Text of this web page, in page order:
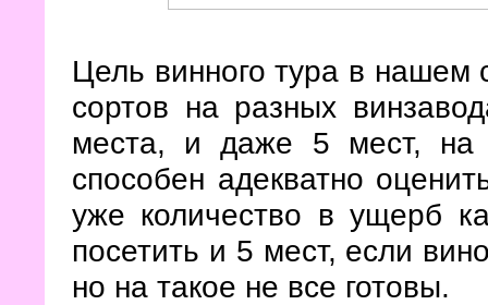
Цель винного тура в нашем
сортов на разных
места, и даже 5 мест, на
способен адекватно
уже количество в ущерб
посетить и 5 мест, если
но на такое не все готовы.